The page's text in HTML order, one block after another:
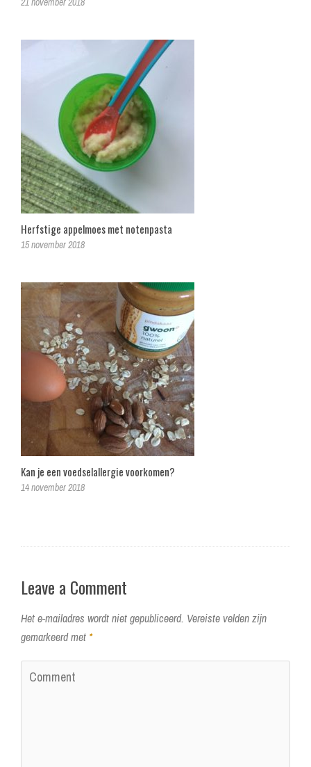
Herfstige appelmoes met notenpasta
15 november 2018
Kan je een voedselallergie voorkomen?
14 november 2018
Leave a Comment
Het e-mailadres wordt niet gepubliceerd. Vereiste velden zijn
gemarkeerd met *